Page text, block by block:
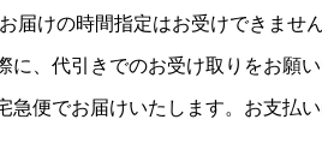
届けの時間指定はお受けできませ
に、代引きでのお受け取りをお願い
急便でお届けいたします。お支払